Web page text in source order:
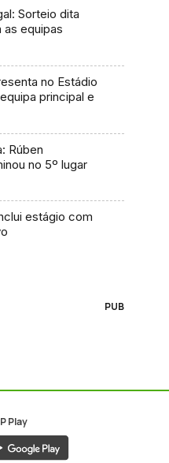
Sorteio dita
as equipas
no Estádio
principal e
Rúben
no 5º lugar
estágio com
PUB
Play